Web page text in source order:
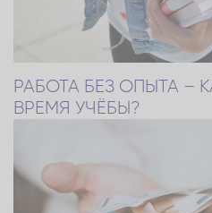
РАБОТА БЕЗ ОПЫТА –
ВРЕМЯ УЧЁБЫ?